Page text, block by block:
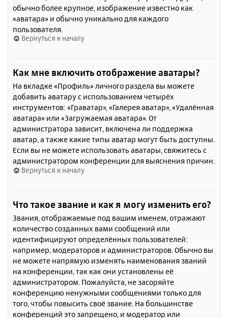
обычно более крупное, изображение известно как
«аватара» и обычно уникально для каждого
пользователя.
Вернуться к началу
Как мне включить отображение аватары?
На вкладке «Профиль» личного раздела вы можете
добавить аватару с использованием четырёх
инструментов: «Граватар», «Галерея аватар», «Удалённая
аватара» или «Загружаемая аватара». От
администратора зависит, включена ли поддержка
аватар, а также какие типы аватар могут быть доступны.
Если вы не можете использовать аватары, свяжитесь с
администратором конференции для выяснения причин.
Вернуться к началу
Что такое звание и как я могу изменить его?
Звания, отображаемые под вашим именем, отражают
количество созданных вами сообщений или
идентифицируют определённых пользователей:
например, модераторов и администраторов. Обычно вы
не можете напрямую изменять наименования званий
на конференции, так как они установлены её
администратором. Пожалуйста, не засоряйте
конференцию ненужными сообщениями только для
того, чтобы повысить своё звание. На большинстве
конференций это запрещено, и модератор или